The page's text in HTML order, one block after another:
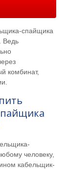
спайщика
Ведь
комбинат,
человеку,
кабельщик-